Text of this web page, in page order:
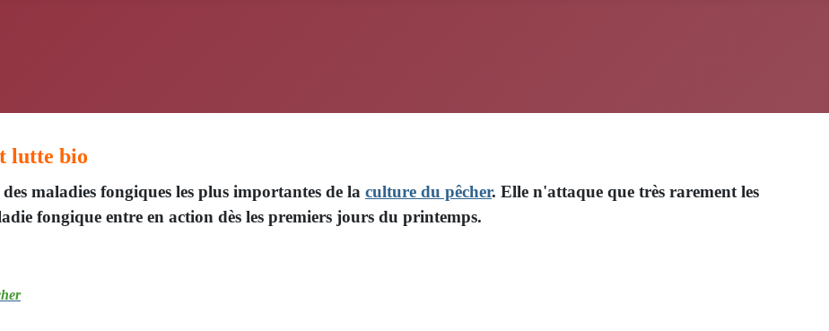
lutte bio
des maladies fongiques les plus importantes de la culture du pêcher. Elle n'attaque que très rarement les
fongique entre en action dès les premiers jours du printemps.